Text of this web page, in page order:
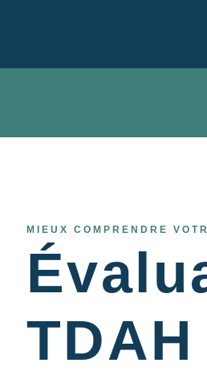
MIEUX COMPRENDRE